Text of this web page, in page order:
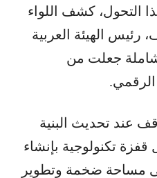
التحول، كشف اللواء
رئيس الهيئة العربية
شاملة جعلت من
الرقمي.
عند تحديث البنية
قفزة تكنولوجية بإنشاء
مساحة ضخمة وتطوير